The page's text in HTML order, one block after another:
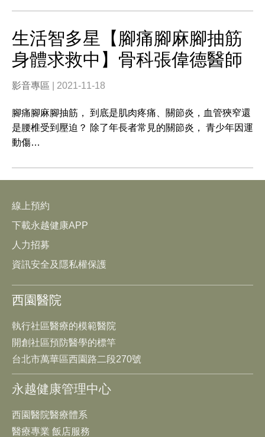
生活智多星【腳痛腳麻腳抽筋
身體求救中】骨科張偉德醫師
影音專區 | 2021-11-18
腳痛腳麻腳抽筋， 到底是肌肉疼痛、關節炎，血管狹窄還
是腰椎受到壓迫？ 除了年長者常見的關節炎， 青少年因運
動傷…
線上預約
下載永越健康APP
人力招募
資訊安全及隱私權保護
西園醫院
執行社區醫療的模範醫院
開創社區預防醫學的標竿
台北市萬華區西園路二段270號
永越健康管理中心
西園醫院醫療體系
醫療專業 飯店服務